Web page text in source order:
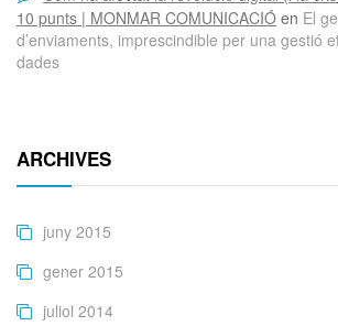
10 punts | MONMAR COMUNICACIÓ en El
d’enviaments, imprescindible per una gestió
dades
ARCHIVES
juny 2015
gener 2015
juliol 2014